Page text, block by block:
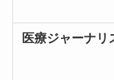
医療ジャーナリ